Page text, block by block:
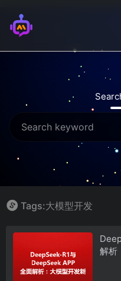
Tags:大模型开发
解析